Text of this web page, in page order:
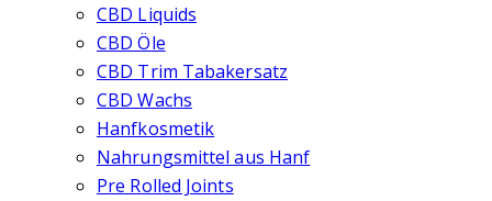
CBD Liquids
CBD Öle
CBD Trim Tabakersatz
CBD Wachs
Hanfkosmetik
Nahrungsmittel aus Hanf
Pre Rolled Joints